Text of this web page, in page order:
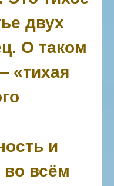
двух
О таком
«тихая
и
во всём